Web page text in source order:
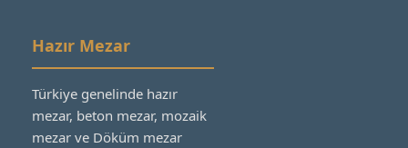
Hazır Mezar
Türkiye genelinde hazır
mezar, beton mezar, mozaik
mezar ve Döküm mezar